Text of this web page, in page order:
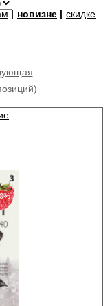
| новизне | скидке